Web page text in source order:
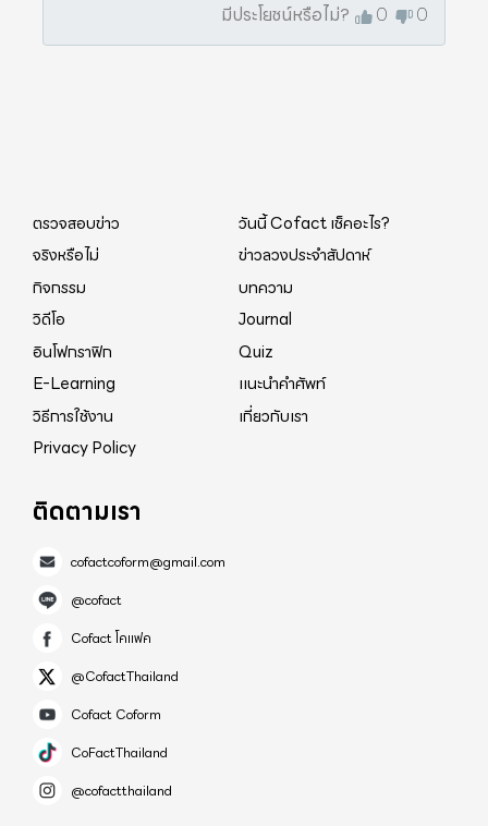
มีประโยชน์หรือไม่? 0 0
ตรวจสอบข่าว
วันนี้ Cofact เช็คอะไร?
จริงหรือไม่
ข่าวลวงประจำสัปดาห์
กิจกรรม
บทความ
วิดีโอ
Journal
อินโฟกราฟิก
Quiz
E-Learning
แนะนำคำศัพท์
วิธีการใช้งาน
เกี่ยวกับเรา
Privacy Policy
ติดตามเรา
cofactcoform@gmail.com
@cofact
Cofact โคแฟค
@CofactThailand
Cofact Coform
CoFactThailand
@cofactthailand